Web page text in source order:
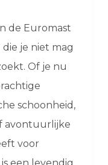
de Euromast
je niet mag
Of je nu
schoonheid,
avontuurlijke
voor